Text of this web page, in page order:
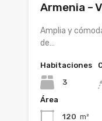
Armenia –
Amplia y
de…
Habitaciones
3
Área
120 m²